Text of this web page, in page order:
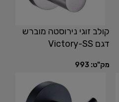
קולב זוגי נירוסטה מוברש
דגם Victory-SS
מק"ט: 993